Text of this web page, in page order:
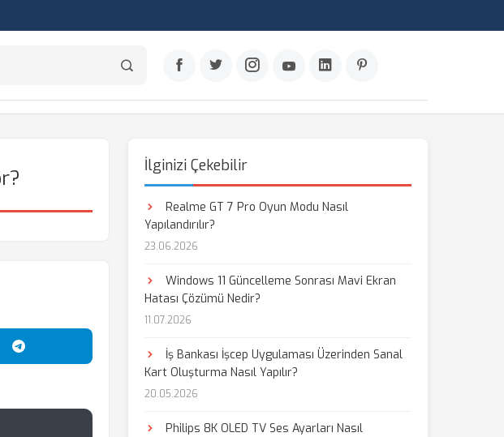
Telegram'da Paylaş
İlginizi Çekebilir
Realme GT 7 Pro Oyun Modu Nasıl
Yapılandırılır?
23.06.2026
Windows 11 Güncelleme Sonrası Mavi Ekran
Hatası Çözümü Nedir?
11.07.2026
İş Bankası İşcep Uygulaması Üzerinden Sanal
Kart Oluşturma Nasıl Yapılır?
20.05.2026
Philips 8K OLED TV Ses Ayarları Nasıl